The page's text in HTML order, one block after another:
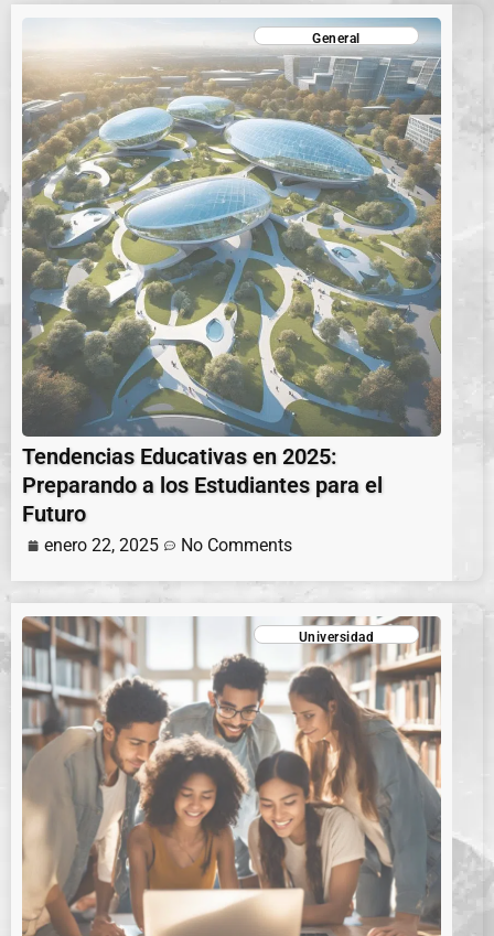
General
Tendencias Educativas en 2025:
Preparando a los Estudiantes para el
Futuro
enero 22, 2025 No Comments
Universidad